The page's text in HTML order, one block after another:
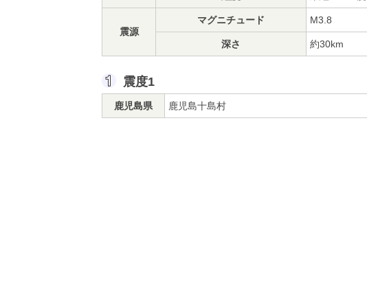
震源
マグニチュード M3.8
深さ 約30km
震度1
鹿児島県 鹿児島十島村